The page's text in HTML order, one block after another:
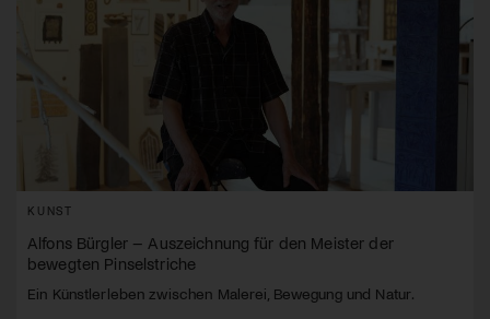
KUNST
Alfons Bürgler – Auszeichnung für den Meister der
bewegten Pinselstriche
Ein Künstlerleben zwischen Malerei, Bewegung und Natur.